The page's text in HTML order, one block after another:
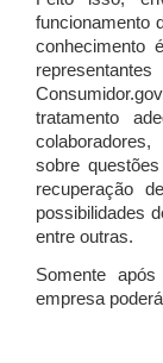
funcionamento
conhecimento
tratamento
sobre
recuperação
possibilidades
entre outras.
Somente
empresa